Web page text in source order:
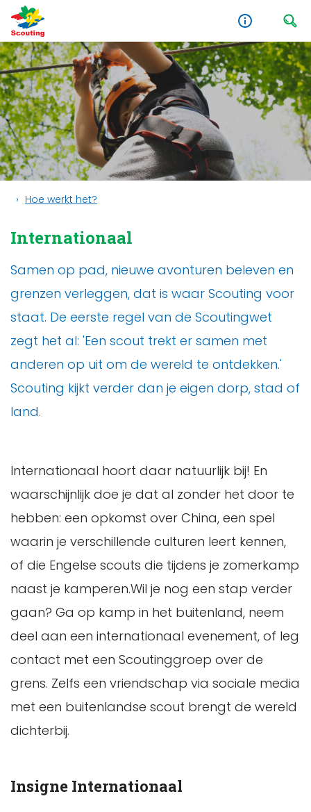
Hoe werkt het?
Internationaal
Samen op pad, nieuwe avonturen beleven en
grenzen verleggen, dat is waar Scouting voor
staat. De eerste regel van de Scoutingwet
zegt het al: 'Een scout trekt er samen met
anderen op uit om de wereld te ontdekken.'
Scouting kijkt verder dan je eigen dorp, stad of
land.
Internationaal hoort daar natuurlijk bij! En
waarschijnlijk doe je dat al zonder het door te
hebben: een opkomst over China, een spel
waarin je verschillende culturen leert kennen,
of die Engelse scouts die tijdens je zomerkamp
naast je kamperen.Wil je nog een stap verder
gaan? Ga op kamp in het buitenland, neem
deel aan een internationaal evenement, of leg
contact met een Scoutinggroep over de
grens. Zelfs een vriendschap via sociale media
met een buitenlandse scout brengt de wereld
dichterbij.
Insigne Internationaal